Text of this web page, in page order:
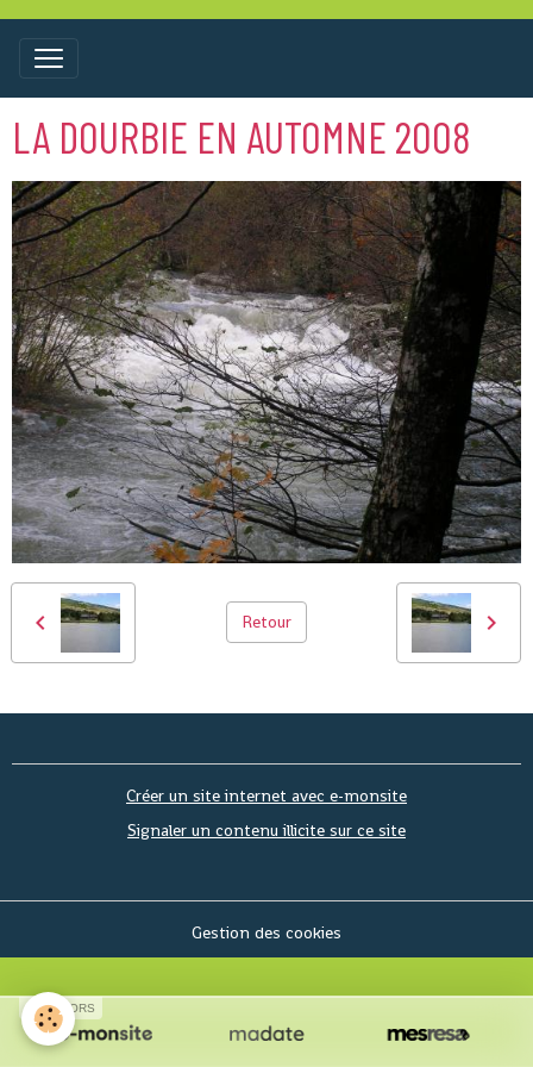
LA DOURBIE EN AUTOMNE 2008
Retour
Créer un site internet avec e-monsite
Signaler un contenu illicite sur ce site
Gestion des cookies
SPONSORS